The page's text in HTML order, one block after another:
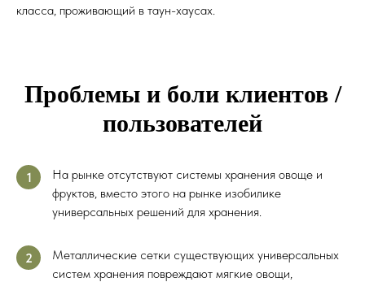
класса, проживающий в таун-хаусах.
Проблемы и боли клиентов /
пользователей
1
На рынке отсутствуют системы хранения овоще и
фруктов, вместо этого на рынке изобилике
универсальных решений для хранения.
2
Металлические сетки существующих универсальных
систем хранения повреждают мягкие овощи,